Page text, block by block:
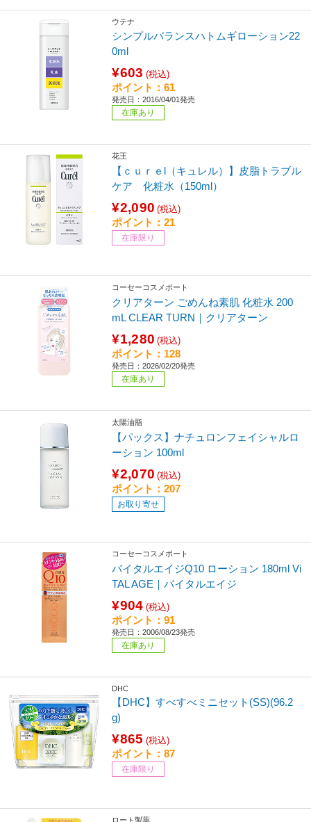
ウテナ
シンプルバランスハトムギローション22
0ml
¥603 (税込)
ポイント：61
発売日：2016/04/01発売
在庫あり
花王
【ｃｕｒｅl（キュレル）】皮脂トラブル
ケア 化粧水（150ml）
¥2,090 (税込)
ポイント：21
在庫限り
コーセーコスメポート
クリアターン ごめんね素肌 化粧水 200
mL CLEAR TURN｜クリアターン
¥1,280 (税込)
ポイント：128
発売日：2026/02/20発売
在庫あり
太陽油脂
【パックス】ナチュロンフェイシャルロ
ーション 100ml
¥2,070 (税込)
ポイント：207
お取り寄せ
コーセーコスメポート
バイタルエイジQ10 ローション 180ml Vi
TAL AGE｜バイタルエイジ
¥904 (税込)
ポイント：91
発売日：2006/08/23発売
在庫あり
DHC
【DHC】すべすべミニセット(SS)(96.2
g)
¥865 (税込)
ポイント：87
在庫限り
ロート製薬